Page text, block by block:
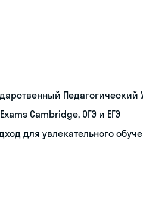
Педагогический
Cambridge, ОГЭ и ЕГЭ
для увлекательного